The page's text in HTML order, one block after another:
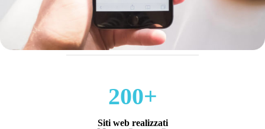
200+
Siti web realizzati